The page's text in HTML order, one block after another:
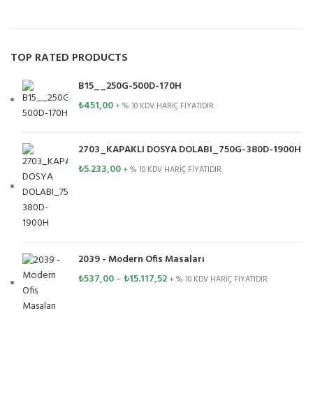
TOP RATED PRODUCTS
B15__250G-500D-170H
₺451,00 + % 10 KDV HARİÇ FİYATIDIR.
2703_KAPAKLI DOSYA DOLABI_750G-380D-1900H
₺5.233,00 + % 10 KDV HARİÇ FİYATIDIR.
2039 - Modern Ofis Masaları
₺537,00–₺15.117,52 + % 10 KDV HARİÇ FİYATIDIR.